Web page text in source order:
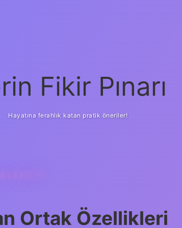
Fikir Pınarı
Hayatına ferahlık katan pratik öneriler!
Ortak Özellikleri